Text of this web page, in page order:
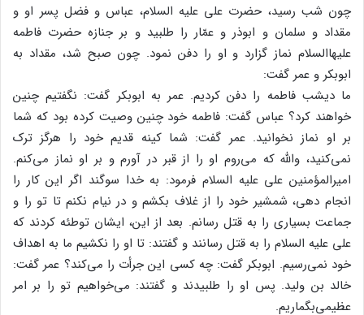
چون شب رسید، حضرت علی علیه السلام، عباس و فضل پسر او و
مقداد و سلمان و ابوذر و عمّار را طلبید و بر جنازه حضرت فاطمه
علیهاالسلام نماز گزارد و او را دفن نمود. چون صبح شد، مقداد به
ابوبکر و عمر گفت:
ما دیشب فاطمه را دفن کردیم. عمر به ابوبکر گفت: نگفتیم چنین
خواهند کرد؟ عباس گفت: فاطمه خود چنین وصیت کرده بود که شما
بر او نماز نخوانید. عمر گفت: شما کینه قدیم خود را هرگز ترک
نمی‌کنید، والله که می‌روم او را از قبر در آورم و بر او نماز می‌کنم.
امیرالمؤمنین علی علیه السلام فرمود: به خدا سوگند اگر این کار را
انجام دهی، شمشیر خود را از غلاف بکشم و در نیام نکنم تا تو را و
جماعت بسیاری را به قتل رسانم. بعد از این، ایشان توطئه کردند که
علی علیه السلام را به قتل رسانند و گفتند: تا او را نکشیم ما به اهداف
خود نمی‌رسیم. ابوبکر گفت: چه کسی این جرأت را می‌کند؟ عمر گفت:
خالد بن ولید. پس او را طلبیدند و گفتند: می‌خواهیم تو را بر امر
عظیمی‌بگماریم.